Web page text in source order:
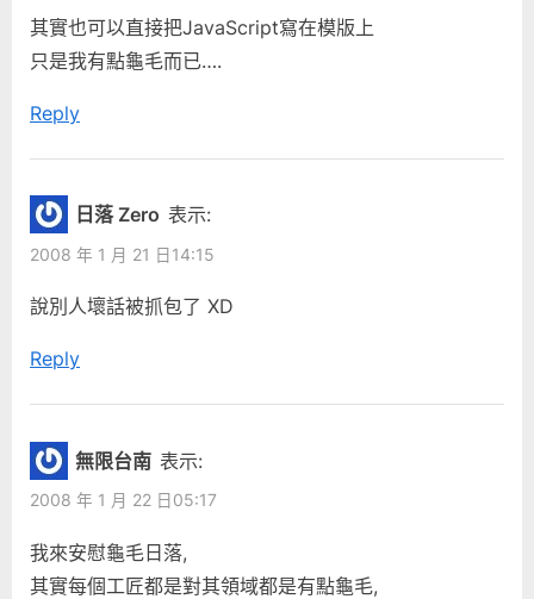
P
o
t
方
便？”
其實也可以直接把JavaScript寫在模版上
只是我有點龜毛而已….
Reply
日落 Zero 表示:
2008 年 1 月 21 日14:15
說別人壞話被抓包了 XD
Reply
無限台南 表示:
2008 年 1 月 22 日05:17
我來安慰龜毛日落,
其實每個工匠都是對其領域都是有點龜毛,